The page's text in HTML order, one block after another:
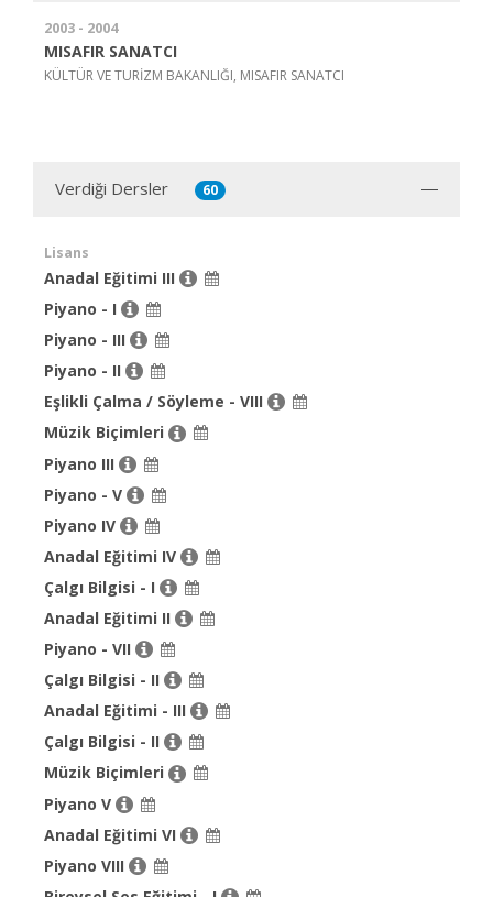
2003 - 2004
MISAFIR SANATCI
KÜLTÜR VE TURİZM BAKANLIĞI, MISAFIR SANATCI
Verdiği Dersler 60
Lisans
Anadal Eğitimi III
Piyano - I
Piyano - III
Piyano - II
Eşlikli Çalma / Söyleme - VIII
Müzik Biçimleri
Piyano III
Piyano - V
Piyano IV
Anadal Eğitimi IV
Çalgı Bilgisi - I
Anadal Eğitimi II
Piyano - VII
Çalgı Bilgisi - II
Anadal Eğitimi - III
Çalgı Bilgisi - II
Müzik Biçimleri
Piyano V
Anadal Eğitimi VI
Piyano VIII